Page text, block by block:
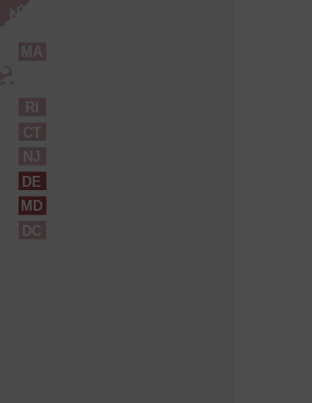
CT
DE
DC
MD
MA
NJ
RI